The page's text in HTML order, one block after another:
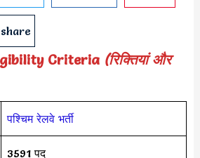
share
Criteria (रिक्तियां और
पश्चिम रेलवे भर्ती
3591 पद